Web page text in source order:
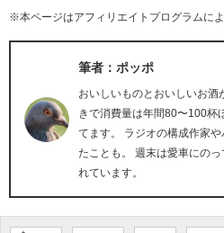
※本ページはアフィリエイトプログラムに
筆者：ポッポ
おいしいものとおいしいお
きで消費量は年間80〜100杯
てます。 ラジオの構成作家
たことも。 週末は愛車にの
れています。